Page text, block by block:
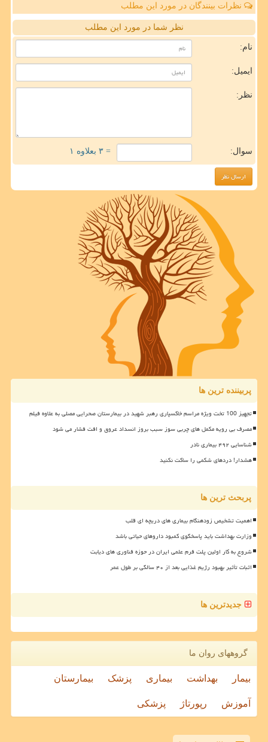
نظرات بینندگان در مورد این مطلب
نظر شما در مورد این مطلب
نام:
ایمیل:
نظر:
سوال: = ۳ بعلاوه ۱
پربیننده ترین ها
تجهیز 100 تخت ویژه مراسم خاکسپاری رهبر شهید در بیمارستان صحرایی مصلی به علاوه فیلم
مصرف بی رویه مکمل های چربی سوز سبب بروز انسداد عروق و افت فشار می شود
شناسایی ۴۹۲ بیماری نادر
هشدار! دردهای شکمی را ساکت نکنید
پربحث ترین ها
اهمیت تشخیص زودهنگام بیماری های دریچه ای قلب
وزارت بهداشت باید پاسخگوی کمبود داروهای حیاتی باشد
شروع به کار اولین پلت فرم علمی ایران در حوزه فناوری های دیابت
اثبات تأثیر بهبود رژیم غذایی بعد از ۴۰ سالگی بر طول عمر
جدیدترین ها
گروههای روان ما
بیمار بهداشت بیماری پزشک بیمارستان
آموزش رپورتاژ پزشکی